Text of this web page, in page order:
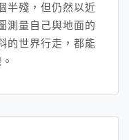
半殘， 但仍然以近
測量自己與地面的
的世界行走，都能